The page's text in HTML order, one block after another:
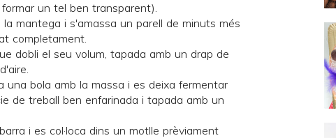
un tel ben transparent).
mantega i s'amassa un parell de minuts més
completament.
dobli el seu volum, tapada amb un drap de
una bola amb la massa i es deixa fermentar
de treball ben enfarinada i tapada amb un
i es col·loca dins un motlle prèviament